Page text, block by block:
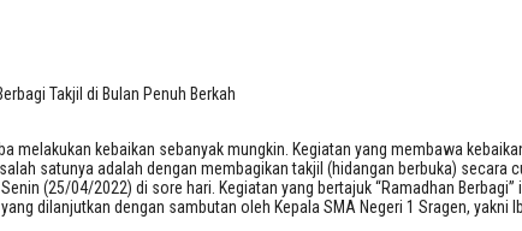
Takjil di Bulan Penuh Berkah
melakukan kebaikan sebanyak mungkin. Kegiatan yang membawa
satunya adalah dengan membagikan takjil (hidangan berbuka)
(25/04/2022) di sore hari. Kegiatan yang bertajuk “Ramadhan
dilanjutkan dengan sambutan oleh Kepala SMA Negeri 1 Sragen, yakni